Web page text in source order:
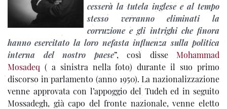
cesserà la tutela inglese e al tempo
stesso verranno eliminati la
corruzione e gli intrighi che finora
hanno esercitato la loro nefasta influenza sulla politica
interna del nostro paese”, così disse Mohammad
Mosadeq ( a sinistra nella foto) durante il suo primo
discorso in parlamento (anno 1950). La nazionalizzazione
venne approvata con l’appoggio del Tudeh ed in seguito
Mossadegh, già capo del fronte nazionale, venne eletto